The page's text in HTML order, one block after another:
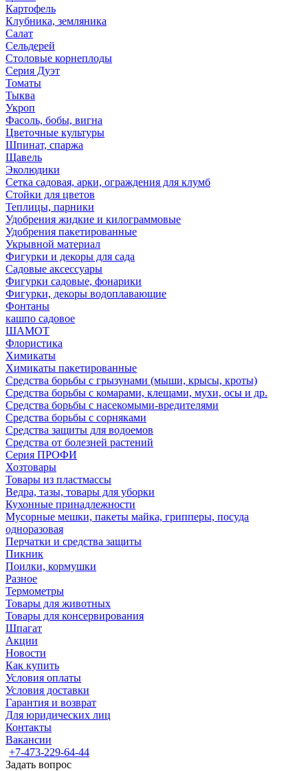
Картофель
Клубника, земляника
Салат
Сельдерей
Столовые корнеплоды
Серия Дуэт
Томаты
Тыква
Укроп
Фасоль, бобы, вигна
Цветочные культуры
Шпинат, спаржа
Щавель
Эколюдики
Сетка садовая, арки, ограждения для клумб
Стойки для цветов
Теплицы, парники
Удобрения жидкие и килограммовые
Удобрения пакетированные
Укрывной материал
Фигурки и декоры для сада
Садовые аксессуары
Фигурки садовые, фонарики
Фигурки, декоры водоплавающие
Фонтаны
кашпо садовое
ШАМОТ
Флористика
Химикаты
Химикаты пакетированные
Средства борьбы с грызунами (мыши, крысы, кроты)
Средства борьбы с комарами, клещами, мухи, осы и др.
Средства борьбы с насекомыми-вредителями
Средства борьбы с сорняками
Средства защиты для водоемов
Средства от болезней растений
Серия ПРОФИ
Хозтовары
Товары из пластмассы
Ведра, тазы, товары для уборки
Кухонные принадлежности
Мусорные мешки, пакеты майка, грипперы, посуда
одноразовая
Перчатки и средства защиты
Пикник
Поилки, кормушки
Разное
Термометры
Товары для животных
Товары для консервирования
Шпагат
Акции
Новости
Как купить
Условия оплаты
Условия доставки
Гарантия и возврат
Для юридических лиц
Контакты
Вакансии
+7-473-229-64-44
Задать вопрос